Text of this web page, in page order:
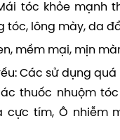
tóc khỏe mạnh
lông mày, da
mềm mại, mịn
Các sử dụng
thuốc nhuộm
cực tím, Ô nhiễm